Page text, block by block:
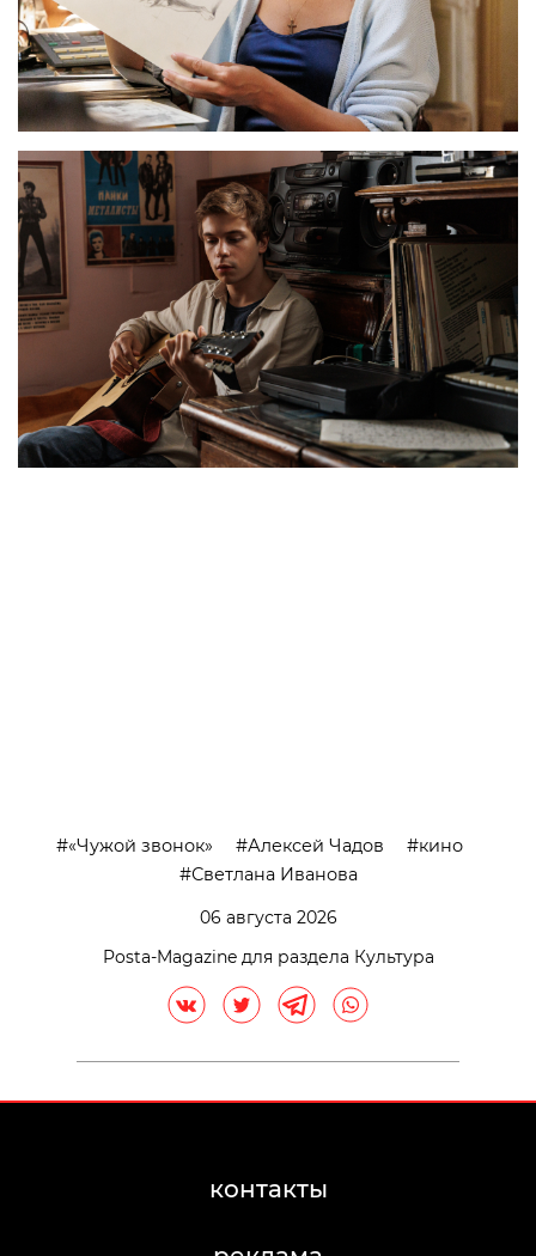
«Чужой звонок» Алексей Чадов
кино
Светлана Иванова
06 августа 2026
Posta-Magazine для раздела Культура
контакты